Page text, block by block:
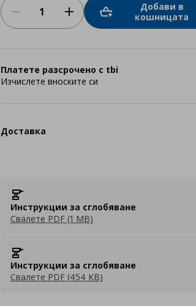
Добави в
кошницата
Платете разсрочено с tbi
Изчислете вноските си
Доставка
Инструкции за сглобяване
Свалете PDF (1 MB)
Инструкции за сглобяване
Свалете PDF (454 KB)